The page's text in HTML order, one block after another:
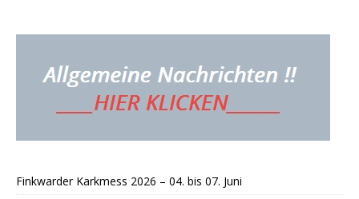
Finkwarder Karkmess 2026 – 04. bis 07. Juni